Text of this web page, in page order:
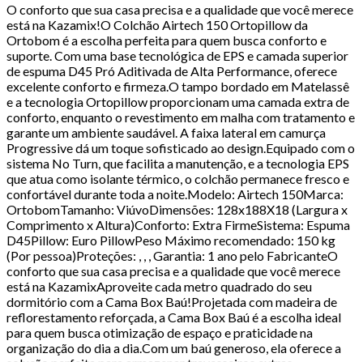
O conforto que sua casa precisa e a qualidade que você merece
está na Kazamix!O Colchão Airtech 150 Ortopillow da
Ortobom é a escolha perfeita para quem busca conforto e
suporte. Com uma base tecnológica de EPS e camada superior
de espuma D45 Pró Aditivada de Alta Performance, oferece
excelente conforto e firmeza.O tampo bordado em Matelassê
e a tecnologia Ortopillow proporcionam uma camada extra de
conforto, enquanto o revestimento em malha com tratamento e
garante um ambiente saudável. A faixa lateral em camurça
Progressive dá um toque sofisticado ao design.Equipado com o
sistema No Turn, que facilita a manutenção, e a tecnologia EPS
que atua como isolante térmico, o colchão permanece fresco e
confortável durante toda a noite.Modelo: Airtech 150Marca:
OrtobomTamanho: ViúvoDimensões: 128x188X18 (Largura x
Comprimento x Altura)Conforto: Extra FirmeSistema: Espuma
D45Pillow: Euro PillowPeso Máximo recomendado: 150 kg
(Por pessoa)Proteções: , , , Garantia: 1 ano pelo FabricanteO
conforto que sua casa precisa e a qualidade que você merece
está na KazamixAproveite cada metro quadrado do seu
dormitório com a Cama Box Baú!Projetada com madeira de
reflorestamento reforçada, a Cama Box Baú é a escolha ideal
para quem busca otimização de espaço e praticidade na
organização do dia a dia.Com um baú generoso, ela oferece a